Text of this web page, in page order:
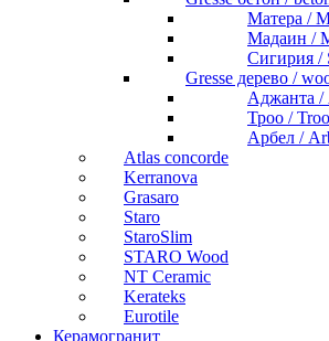
Матера /
Мадаин /
Сигирия /
Gresse дерево /
Аджанта /
Троо / Troo
Арбел /
Atlas concorde
Kerranova
Grasaro
Staro
StaroSlim
STARO Wood
NT Ceramic
Kerateks
Eurotile
Керамогранит